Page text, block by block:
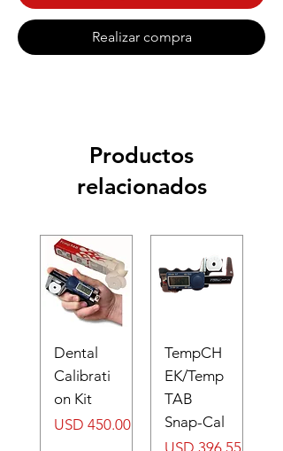
Realizar compra
Productos
relacionados
Dental
Calibrati
on Kit
Precio
USD 450.00
TempCH
EK/Temp
TAB
Snap-Cal
Precio
USD 396.55